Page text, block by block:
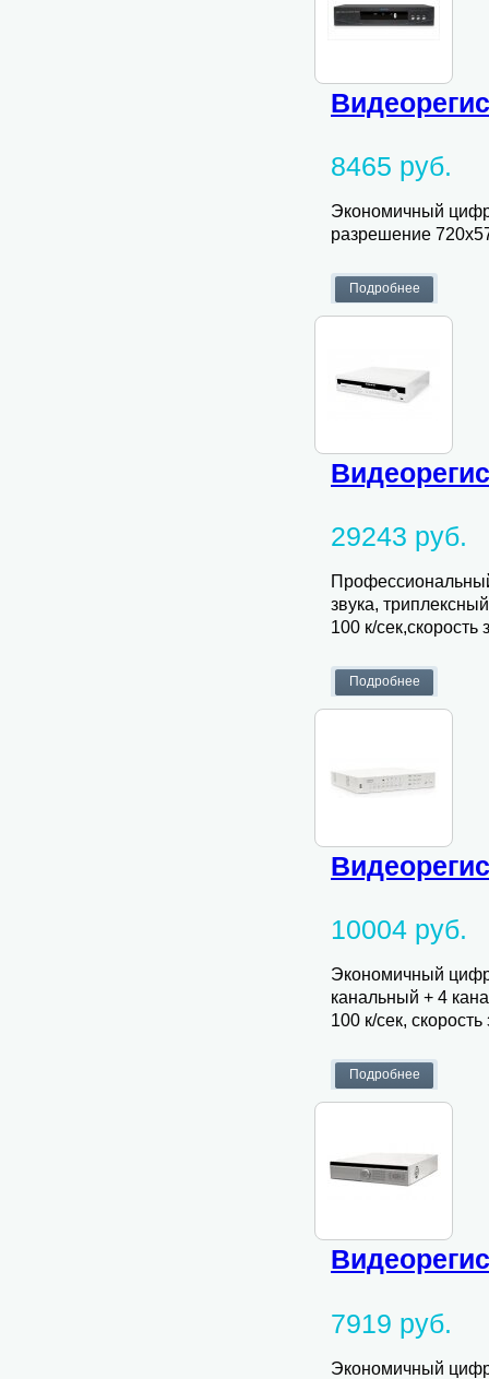
8465 руб.
Экономичный
разрешение
29243 руб.
звука,
100 к/сек,скорость
10004 руб.
Экономичный
канальный + 4
100 к/сек,
7919 руб.
Экономичный